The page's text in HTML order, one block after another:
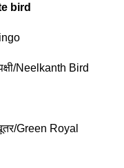
bird
Neelkanth Bird
Green Royal